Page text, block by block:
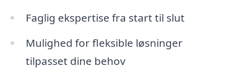
Faglig ekspertise fra start til slut
Mulighed for fleksible løsninger
tilpasset dine behov